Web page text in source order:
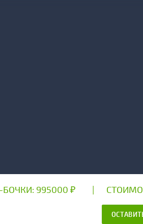
995000 ₽
- 2026 гг. Все права защищены. Сайт
Вся представленная на сайте
Политика